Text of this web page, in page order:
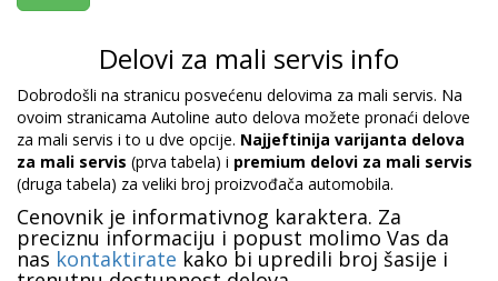
Delovi za mali servis info
Dobrodošli na stranicu posvećenu delovima za mali servis. Na
ovoim stranicama Autoline auto delova možete pronaći delove
za mali servis i to u dve opcije. Najjeftinija varijanta delova
za mali servis (prva tabela) i premium delovi za mali servis
(druga tabela) za veliki broj proizvođača automobila.
Cenovnik je informativnog karaktera. Za
preciznu informaciju i popust molimo Vas da
nas kontaktirate kako bi upredili broj šasije i